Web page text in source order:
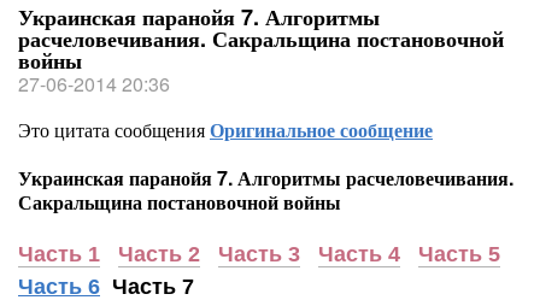
Украинская паранойя 7. Алгоритмы
расчеловечивания. Сакральщина постановочной
войны
27-06-2014 20:36
Это цитата сообщенияОригинальное сообщение
Украинская паранойя 7. Алгоритмы расчеловечивания.
Сакральщина постановочной войны
Часть 1 Часть 2 Часть 3 Часть 4
Часть 5
Часть 6 Часть 7